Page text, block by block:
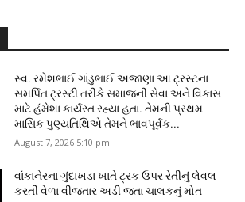
સ્વ. રમેશભાઈ ગાંડુભાઈ અજાણા આ ટ્રસ્ટના
સમર્પિત ટ્રસ્ટી તરીકે સમાજની સેવા અને વિકાસ
માટે હંમેશા કાર્યરત રહ્યા હતા. તેમની પ્રથમ
માસિક પુણ્યતિથિએ તેમને ભાવપૂર્વક...
August 7, 2026 5:10 pm
વાંકાનેરના ગુંદાખડા ખાતે ટ્રક ઉપર રેતીનું લેવલ
કરતી વેળા વીજતાર અડી જતા ચાલકનું મોત